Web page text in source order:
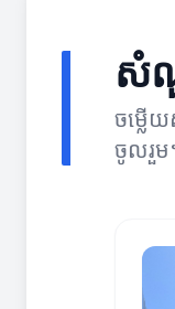
សំ
ចម្លើ
ចូលរួម